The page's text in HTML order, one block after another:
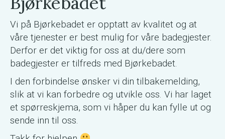
Vi på Bjørkebadet er opptatt av kvalitet og at
våre tjenester er best mulig for våre badegjester.
Derfor er det viktig for oss at du/dere som
badegjester er tilfreds med Bjørkebadet.
I den forbindelse ønsker vi din tilbakemelding,
slik at vi kan forbedre og utvikle oss. Vi har laget
et spørreskjema, som vi håper du kan fylle ut og
sende inn til oss.